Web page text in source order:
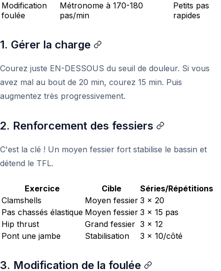
Modification
foulée
Métronome à 170-180
pas/min
Petits pas
rapides
1. Gérer la charge
Courez juste EN-DESSOUS du seuil de douleur. Si vous
avez mal au bout de 20 min, courez 15 min. Puis
augmentez très progressivement.
2. Renforcement des fessiers
C'est la clé ! Un moyen fessier fort stabilise le bassin et
détend le TFL.
Exercice Cible
Séries/Répétitions
Clamshells
Moyen fessier 3 x 20
Pas chassés élastique Moyen fessier 3 x 15 pas
Hip thrust
Grand fessier 3 x 12
Pont une jambe
Stabilisation 3 x 10/côté
3. Modification de la foulée